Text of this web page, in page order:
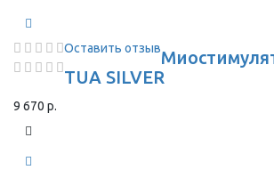
Оставить отзыв
TUA SILVER
9 670 р.